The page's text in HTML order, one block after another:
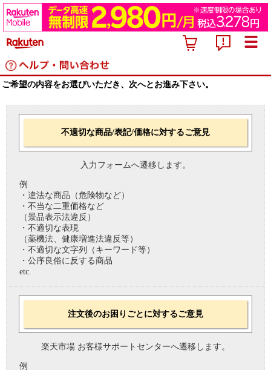
ご希望の内容をお選びいただき、次へとお進み下さい。
不適切な商品/表記/価格に対するご意見
入力フォームへ遷移します。
例
・違法な商品（危険物など）
・不当な二重価格など
（景品表示法違反）
・不適切な表現
（薬機法、健康増進法違反等）
・不適切な文字列（キーワード等）
・公序良俗に反する商品
etc.
注文後のお困りごとに対するご意見
楽天市場 お客様サポートセンターへ遷移します。
例